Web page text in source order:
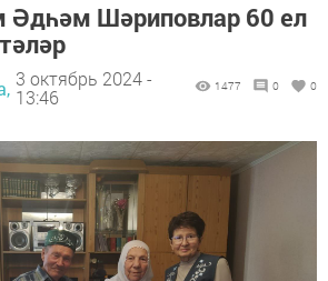
Әдһәм Шәриповлар 60 ел
3 октябрь 2024 -
13:46
1477 0 0